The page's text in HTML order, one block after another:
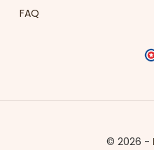
FAQ
© 2026 -